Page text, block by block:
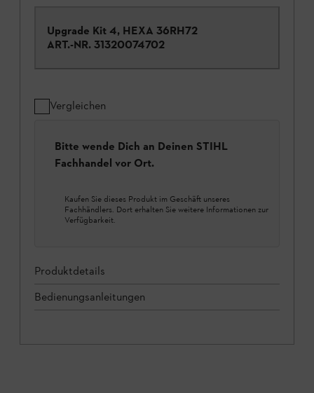
Upgrade Kit 4, HEXA 36RH72
ART.-NR. 31320074702
Vergleichen
Bitte wende Dich an Deinen STIHL
Fachhandel vor Ort.
Kaufen Sie dieses Produkt im Geschäft unseres
Fachhändlers. Dort erhalten Sie weitere Informationen zur
Verfügbarkeit.
Produktdetails
Bedienungsanleitungen